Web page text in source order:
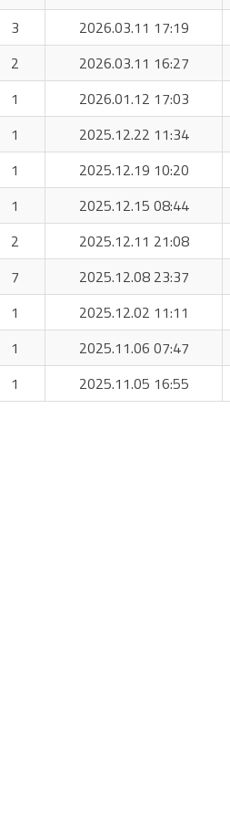
3 2026.03.11 17:19
2 2026.03.11 16:27
1 2026.01.12 17:03
1 2025.12.22 11:34
1 2025.12.19 10:20
1 2025.12.15 08:44
2 2025.12.11 21:08
7 2025.12.08 23:37
1 2025.12.02 11:11
1 2025.11.06 07:47
1 2025.11.05 16:55